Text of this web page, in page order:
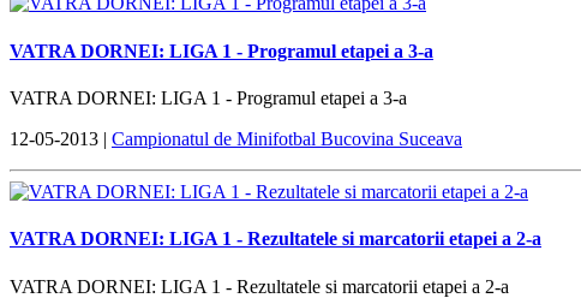
VATRA DORNEI: LIGA 1 - Programul etapei a 3-a
VATRA DORNEI: LIGA 1 - Programul etapei a 3-a
12-05-2013 | Campionatul de Minifotbal Bucovina Suceava
VATRA DORNEI: LIGA 1 - Rezultatele si marcatorii etapei a 2-a
VATRA DORNEI: LIGA 1 - Rezultatele si marcatorii etapei a 2-a